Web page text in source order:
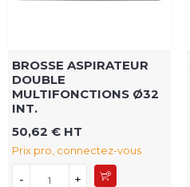
BROSSE ASPIRATEUR
DOUBLE
MULTIFONCTIONS Ø32
INT.
50,62 € HT
Prix pro, connectez-vous
- +